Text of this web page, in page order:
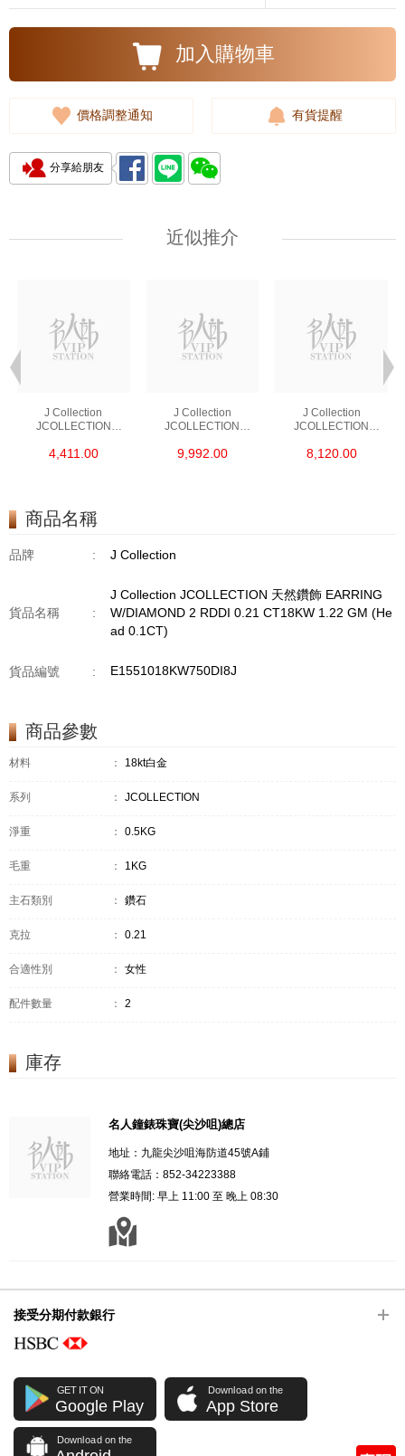
加入購物車
價格調整通知 有貨提醒
分享給朋友
近似推介
J Collection
JCOLLECTION
RDDI 0.48 CT18KR
4,411.00
J Collection
JCOLLECTION
RDDI 1.34 CT18KW
9,992.00
J Collection
JCOLLECTION
W/DIAMOND 7
8,120.00
商品名稱
品牌 : J Collection
貨品名稱 :
J Collection JCOLLECTION 天然鑽飾 EARRING
W/DIAMOND 2 RDDI 0.21 CT18KW 1.22 GM (He
ad 0.1CT)
貨品編號 : E1551018KW750DI8J
商品參數
材料 ： 18kt白金
系列 ： JCOLLECTION
淨重 ： 0.5KG
毛重 ： 1KG
主石類別 ： 鑽石
克拉 ： 0.21
合適性別 ： 女性
配件數量 ： 2
庫存
名人鐘錶珠寶(尖沙咀)總店
地址：九龍尖沙咀海防道45號A鋪
聯絡電話：852-34223388
營業時間: 早上 11:00 至 晚上 08:30
接受分期付款銀行
GET IT ON
Google Play
Download on the
App Store
Download on the